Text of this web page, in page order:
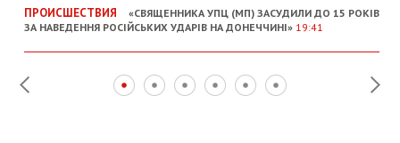
ПРОИСШЕСТВИЯ
«СВЯЩЕННИКА УПЦ (МП) ЗАСУДИЛИ ДО 15 РОКІВ
ЗА НАВЕДЕННЯ РОСІЙСЬКИХ УДАРІВ НА ДОНЕЧЧИНІ» 19:41